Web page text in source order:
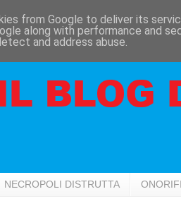
NECROPOLI DISTRUTTA
from Google to deliver its
along with performance and
and address abuse.